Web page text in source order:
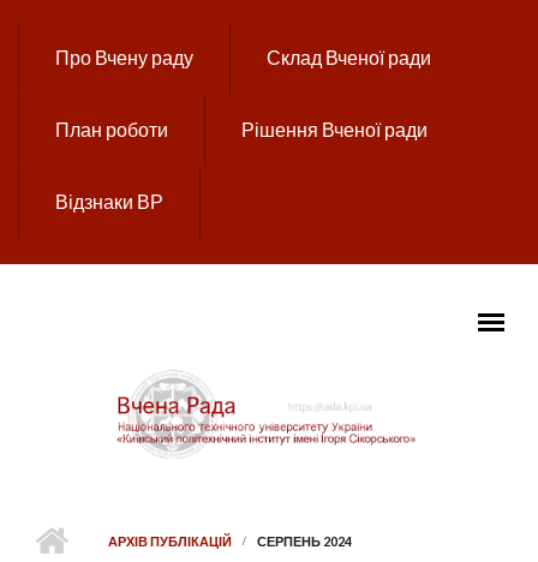
Про Вчену раду Склад Вченої ради
План роботи Рішення Вченої ради
Відзнаки ВР
ГОЛОВНЕ МЕНЮ
АРХІВ ПУБЛІКАЦІЙ СЕРПЕНЬ 2024